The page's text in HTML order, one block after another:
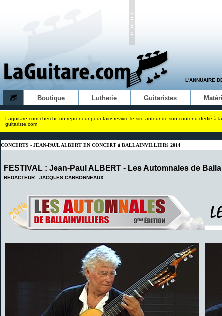
L'ANNUAIRE
Boutique Lutherie Guitaristes
Laguitare.com cherche un repreneur pour faire revivre le site autour de son contenu dédié à
guitariste.com
CONCERTS - JEAN-PAUL ALBERT EN CONCERT à BALLAINVILLIERS 2014
FESTIVAL : Jean-Paul ALBERT - Les Automnales de
REDACTEUR : JACQUES CARBONNEAUX